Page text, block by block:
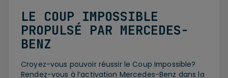
LE COUP IMPOSSIBLE
PROPULSÉ PAR MERCEDES-
BENZ
Croyez-vous pouvoir réussir le Coup Impossible?
Rendez-vous à l’activation Mercedes-Benz dans la